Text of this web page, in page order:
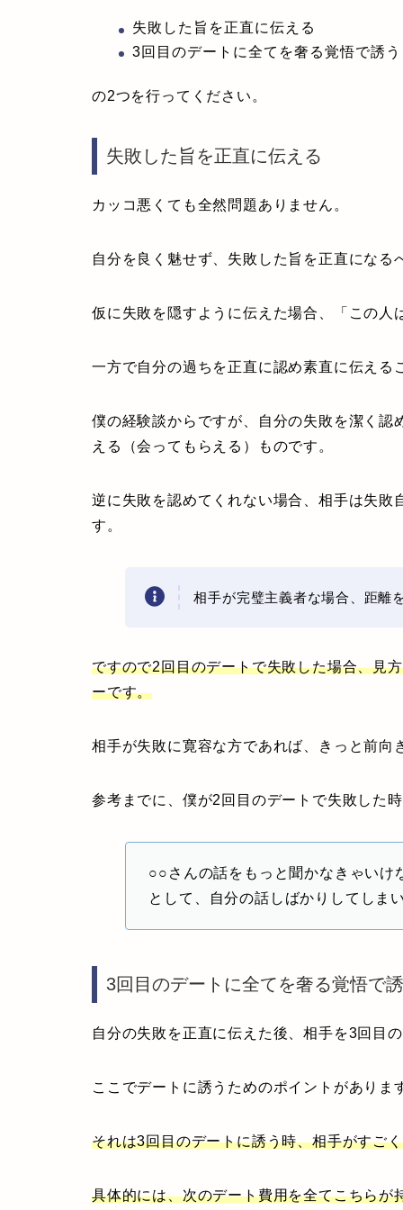
失敗した旨を正直に伝える
3回目のデートに全てを奢る覚悟で誘う
の2つを行ってください。
失敗した旨を正直に伝える
カッコ悪くても全然問題ありません。
自分を良く魅せず、失敗した旨を正直になる
仮に失敗を隠すように伝えた場合、「この
一方で自分の過ちを正直に認め素直に伝える
僕の経験談からですが、自分の失敗を潔く
える（会ってもらえる）ものです。
逆に失敗を認めてくれない場合、相手は失
す。
相手が完璧主義者な場合、距離
ですので2回目のデートで失敗した場合、見
ーです。
相手が失敗に寛容な方であれば、きっと前向
参考までに、僕が2回目のデートで失敗した
○○さんの話をもっと聞かなきゃいけ
として、自分の話しばかりしてしま
3回目のデートに全てを奢る覚悟で
自分の失敗を正直に伝えた後、相手を3回目
ここでデートに誘うためのポイントがありま
それは3回目のデートに誘う時、相手がすご
具体的には、次のデート費用を全てこちらが